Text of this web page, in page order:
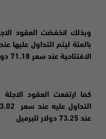
الافتتاحية عند سعر 71.18 دولار للبرميل
عند 73.25 دولار للبرميل